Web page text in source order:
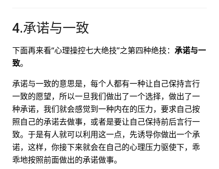
4.承诺与一致
下面再来看“心理操控七大绝技”之第四种绝技： 承诺与一
致。
承诺与一致的意思是，每个人都有一种让自己保持言行
一致的愿望，所以一旦我们做出了一个选择，做出了一
种承诺，我们就会感觉到一种内在的压力，要求自己按
照自己的承诺去做事，或者是要让自己保持前后言行一
致。于是有人就可以利用这一点，先诱导你做出一个承
诺，这样，你接下来就会在自己的心理压力驱使下，乖
乖地按照前面做出的承诺做事。